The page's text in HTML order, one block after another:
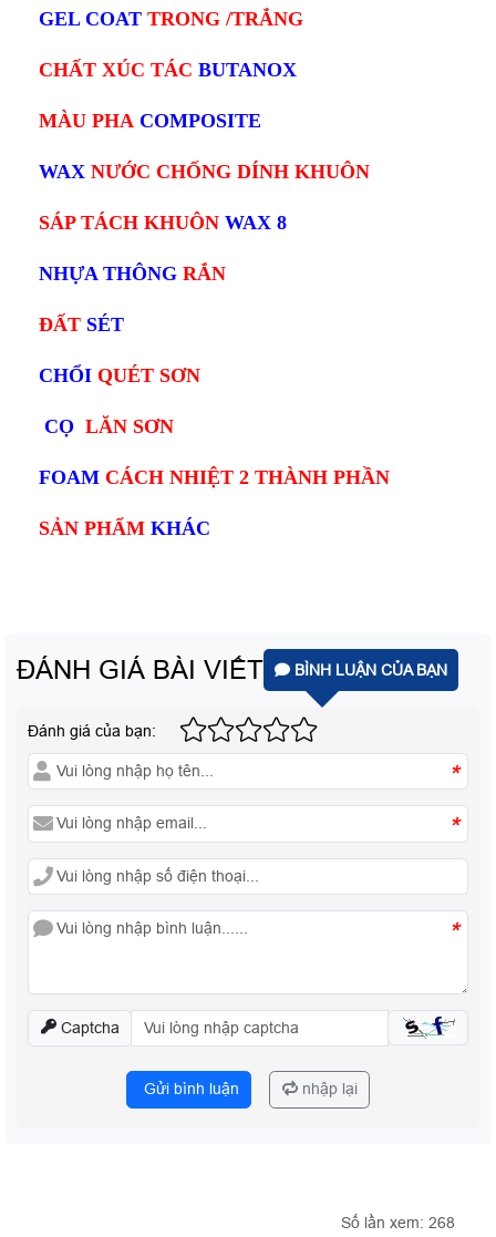
GEL COAT TRONG /TRẮNG
CHẤT XÚC TÁC BUTANOX
MÀU PHA COMPOSITE
WAX NƯỚC CHỐNG DÍNH KHUÔN
SÁP TÁCH KHUÔN WAX 8
NHỰA THÔNG RẮN
ĐẤT SÉT
CHỔI QUÉT SƠN
CỌ LĂN SƠN
FOAM CÁCH NHIỆT 2 THÀNH PHẦN
SẢN PHẨM KHÁC
ĐÁNH GIÁ BÀI VIẾT BÌNH LUẬN CỦA BẠN
Đánh giá của bạn:
*
*
*
Captcha
Gửi bình luận nhập lại
Số lần xem: 268